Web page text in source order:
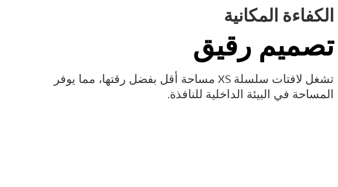
الكفاءة المكانية
تصميم رقيق
تشغل لافتات سلسلة XS مساحة أقل بفضل رقتها، مما يوفر
المساحة في البيئة الداخلية للنافذة.